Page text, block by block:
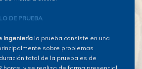
DE PRUEBA
Ingeniería la prueba consiste en una
sobre problemas
total de la prueba es de